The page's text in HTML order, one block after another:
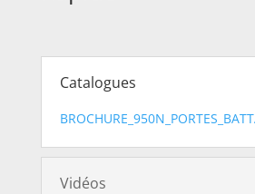
Catalogues
Vidéos